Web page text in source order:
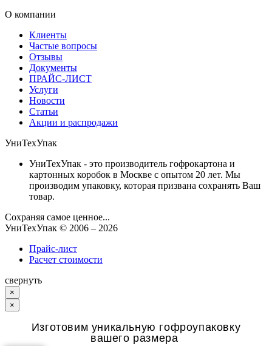
О компании
Клиенты
Частые вопросы
Отзывы
Документы
ПРАЙС-ЛИСТ
Услуги
Новости
Статьи
Акции и распродажи
УниТехУпак
УниТехУпак - это производитель гофрокартона и
картонных коробок в Москве с опытом 20 лет. Мы
производим упаковку, которая призвана сохранять Ваш
товар.
Сохраняя самое ценное...
УниТехУпак © 2006 – 2026
Прайс-лист
Расчет стоимости
свернуть
×
×
Изготовим уникальную гофроупаковку
вашего размера